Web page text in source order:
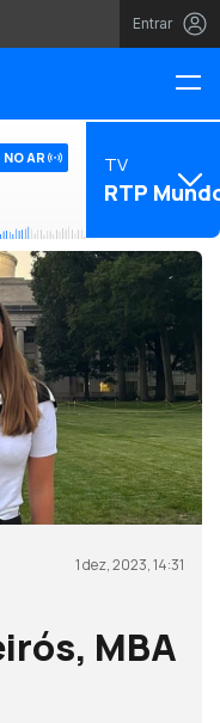
Entrar
NO AR TV
RTP
1 dez, 2023, 14:31
MBA